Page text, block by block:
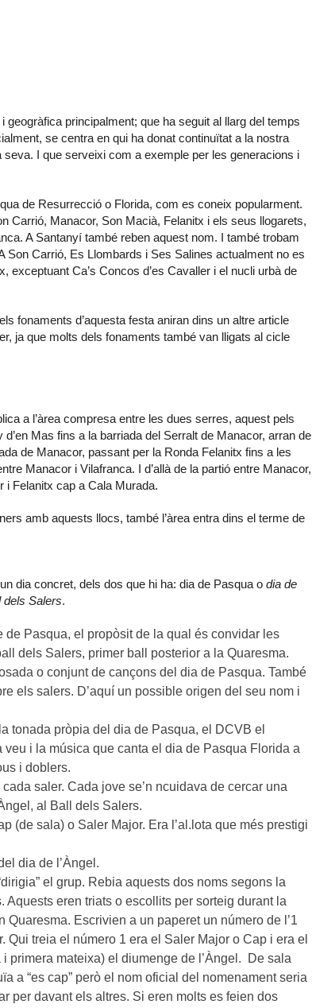
principalment; que ha seguit al llarg del temps
se centra en qui ha donat continuïtat a la nostra
I que serveixi com a exemple per les generacions i
de Resurrecció o Florida, com es coneix popularment.
Carrió, Manacor, Son Macià, Felanitx i els seus llogarets,
A Santanyí també reben aquest nom. I també trobam
Carrió, Es Llombards i Ses Salines actualment no es
exceptuant Ca’s Concos d’es Cavaller i el nucli urbà de
fonaments d’aquesta festa aniran dins un altre article
ja que molts dels fonaments també van lligats al cicle
a l’àrea compresa entre les dues serres, aquest pels
Mas fins a la barriada del Serralt de Manacor, arran de
de Manacor, passant per la Ronda Felanitx fins a les
Manacor i Vilafranca. I d’allà de la partió entre Manacor,
i Felanitx cap a Cala Murada.
amb aquests llocs, també l’àrea entra dins el terme de
dia concret, dels dos que hi ha: dia de Pasqua o dia de
dels Salers.
de Pasqua, el propòsit de la qual és convidar les
dels Salers, primer ball posterior a la Quaresma.
o conjunt de cançons del dia de Pasqua. També
els salers. D’aquí un possible origen del seu nom i
tonada pròpia del dia de Pasqua, el DCVB el
i la música que canta el dia de Pasqua Florida a
i doblers.
saler. Cada jove se’n ncuidava de cercar una
al Ball dels Salers.
(de sala) o Saler Major. Era l’al.lota que més prestigi
dia de l’Àngel.
el grup. Rebia aquests dos noms segons la
eren triats o escollits per sorteig durant la
Escrivien a un paperet un número de l’1
Qui treia el número 1 era el Saler Major o Cap i era el
primera mateixa) el diumenge de l’Àngel. De sala
a “es cap” però el nom oficial del nomenament seria
per davant els altres. Si eren molts es feien dos